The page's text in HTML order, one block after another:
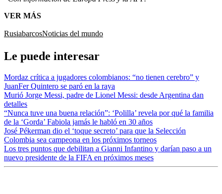
VER MÁS
RusiabarcosNoticias del mundo
Le puede interesar
Mordaz crítica a jugadores colombianos: “no tienen cerebro” y
JuanFer Quintero se paró en la raya
Murió Jorge Messi, padre de Lionel Messi: desde Argentina dan
detalles
“Nunca tuve una buena relación”: ‘Polilla’ revela por qué la familia
de la ‘Gorda’ Fabiola jamás le habló en 30 años
José Pékerman dio el ‘toque secreto’ para que la Selección
Colombia sea campeona en los próximos torneos
Los tres puntos que debilitan a Gianni Infantino y darían paso a un
nuevo presidente de la FIFA en próximos meses